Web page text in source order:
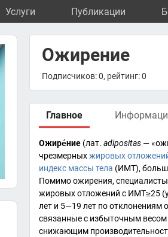
Услуги Публикации
Ожирение
Подписчиков: 0, рейтинг: 0
Главное
Ожире́ние (лат. adipositas —
чрезмерныхжировых
индекс массы тела (ИМТ),
Помимо ожирения,
жировых отложений с ИМТ≥25
лет и 5—19 лет по отклонениям
связанные с избыточным
снижающим